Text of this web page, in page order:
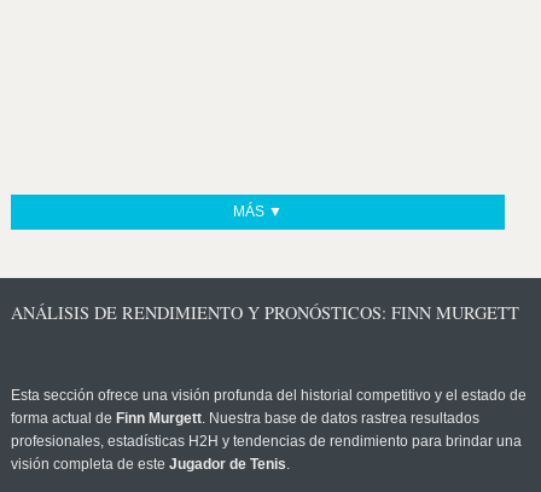
MÁS ▼
ANÁLISIS DE RENDIMIENTO Y PRONÓSTICOS: FINN MURGETT
Esta sección ofrece una visión profunda del historial competitivo y el estado de
forma actual de Finn Murgett. Nuestra base de datos rastrea resultados
profesionales, estadísticas H2H y tendencias de rendimiento para brindar una
visión completa de este Jugador de Tenis.